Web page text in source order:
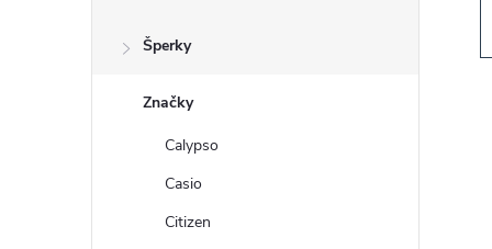
Šperky
Značky
Calypso
Casio
Citizen